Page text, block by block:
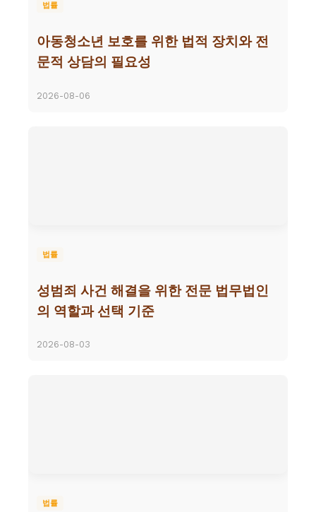
법률
아동청소년 보호를 위한 법적 장치와 전
문적 상담의 필요성
2026-08-06
법률
성범죄 사건 해결을 위한 전문 법무법인
의 역할과 선택 기준
2026-08-03
법률